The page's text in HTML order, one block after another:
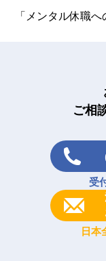
「メンタル休職へ
ご相
受
日本